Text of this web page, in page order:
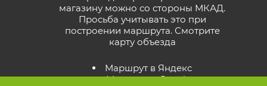
магазину можно со стороны МКАД.
Просьба учитывать это при
построении маршрута. Смотрите
карту объезда
Маршрут в Яндекс
Маршрут в Google